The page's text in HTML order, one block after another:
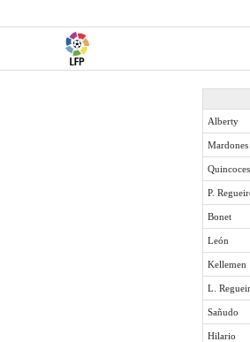
Alberty
Mardones
Quincoces
P.
Bonet
León
Kellemen
L.
Sañudo
Hilario